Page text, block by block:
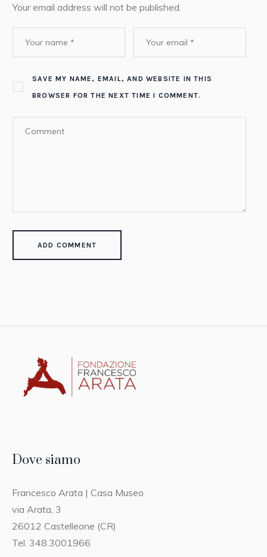
Your email address will not be published.
SAVE MY NAME, EMAIL, AND WEBSITE IN THIS
BROWSER FOR THE NEXT TIME I COMMENT.
Dove siamo
Francesco Arata | Casa Museo
via Arata, 3
26012 Castelleone (CR)
Tel. 348.3001966